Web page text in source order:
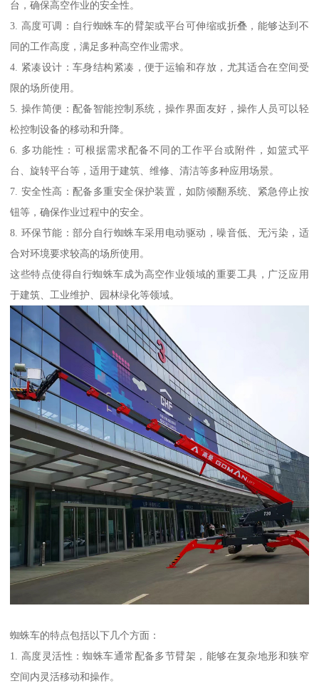
台，确保高空作业的安全性。
3. 高度可调：自行蜘蛛车的臂架或平台可伸缩或折叠，能够达到不
同的工作高度，满足多种高空作业需求。
4. 紧凑设计：车身结构紧凑，便于运输和存放，尤其适合在空间受
限的场所使用。
5. 操作简便：配备智能控制系统，操作界面友好，操作人员可以轻
松控制设备的移动和升降。
6. 多功能性：可根据需求配备不同的工作平台或附件，如篮式平
台、旋转平台等，适用于建筑、维修、清洁等多种应用场景。
7. 安全性高：配备多重安全保护装置，如防倾翻系统、紧急停止按
钮等，确保作业过程中的安全。
8. 环保节能：部分自行蜘蛛车采用电动驱动，噪音低、无污染，适
合对环境要求较高的场所使用。
这些特点使得自行蜘蛛车成为高空作业领域的重要工具，广泛应用
于建筑、工业维护、园林绿化等领域。
蜘蛛车的特点包括以下几个方面：
1. 高度灵活性：蜘蛛车通常配备多节臂架，能够在复杂地形和狭窄
空间内灵活移动和操作。